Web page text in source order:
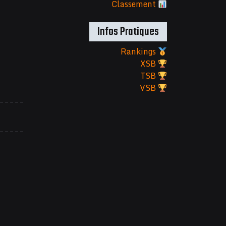
Classement
Infos Pratiques
Rankings
XSB
TSB
VSB